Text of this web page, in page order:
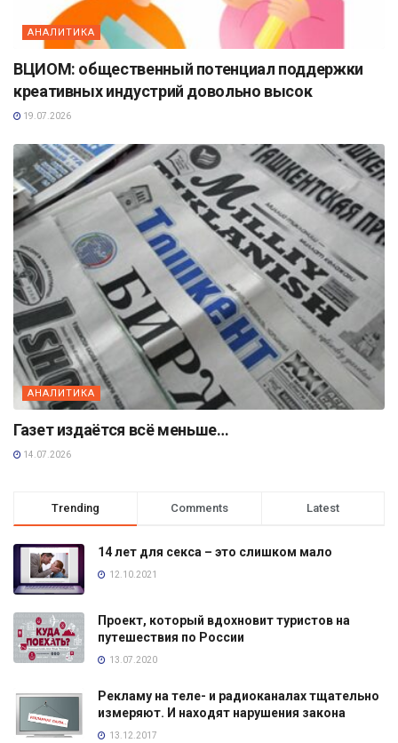
АНАЛИТИКА
ВЦИОМ: общественный потенциал поддержки
креативных индустрий довольно высок
19.07.2026
АНАЛИТИКА
Газет издаётся всё меньше…
14.07.2026
Trending Comments Latest
14 лет для секса – это слишком мало
12.10.2021
Проект, который вдохновит туристов на
путешествия по России
13.07.2020
Рекламу на теле- и радиоканалах тщательно
измеряют. И находят нарушения закона
13.12.2017